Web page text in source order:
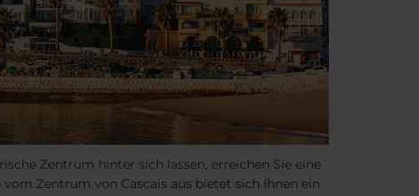
Zentrum hinter sich lassen, erreichen Sie eine
Zentrum von Cascais aus bietet sich Ihnen ein